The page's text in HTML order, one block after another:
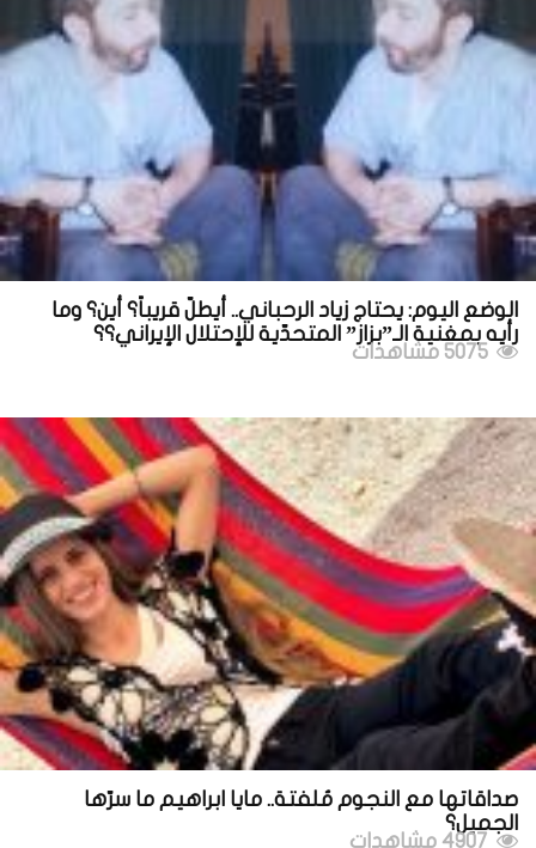
الوضع اليوم: يحتاج زياد الرحباني.. أيطلّ قريباً؟ أين؟ وما
رأيه بمغنية الـ”بزاز” المتحدّية للإحتلال الإيراني؟؟
صداقاتها مع النجوم مُلفتة.. مايا ابراهيم ما سرّها
الجميل؟